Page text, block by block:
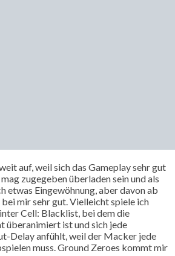
auf, weil sich das Gameplay sehr gut
zugegeben überladen sein und als
etwas Eingewöhnung, aber davon ab
mir sehr gut. Vielleicht spiele ich
Cell: Blacklist, bei dem die
überanimiert ist und sich jede
Delay anfühlt, weil der Macker jede
muss. Ground Zeroes kommt mir